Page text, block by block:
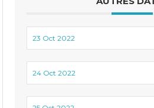
23 Oct 2022
24 Oct 2022